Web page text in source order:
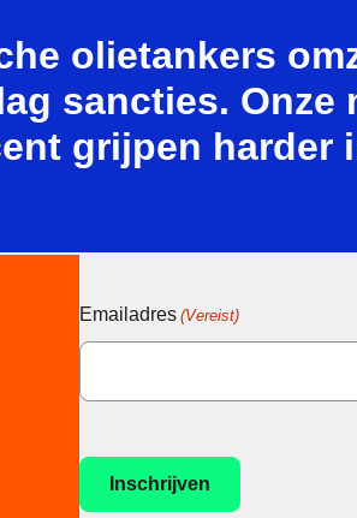
olietankers
sancties. Onze
grijpen harder
Emailadres (Vereist)